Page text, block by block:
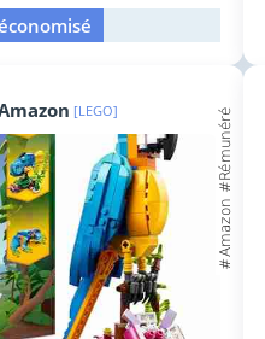
[LEGO]